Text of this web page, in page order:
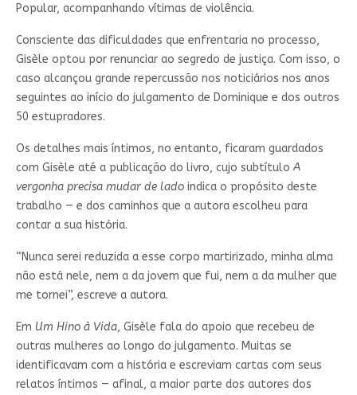
Popular, acompanhando vítimas de violência.
Consciente das dificuldades que enfrentaria no processo,
Gisèle optou por renunciar ao segredo de justiça. Com isso, o
caso alcançou grande repercussão nos noticiários nos anos
seguintes ao início do julgamento de Dominique e dos outros
50 estupradores.
Os detalhes mais íntimos, no entanto, ficaram guardados
com Gisèle até a publicação do livro, cujo subtítulo A
vergonha precisa mudar de lado indica o propósito deste
trabalho — e dos caminhos que a autora escolheu para
contar a sua história.
“Nunca serei reduzida a esse corpo martirizado, minha alma
não está nele, nem a da jovem que fui, nem a da mulher que
me tornei”, escreve a autora.
Em Um Hino à Vida, Gisèle fala do apoio que recebeu de
outras mulheres ao longo do julgamento. Muitas se
identificavam com a história e escreviam cartas com seus
relatos íntimos — afinal, a maior parte dos autores dos